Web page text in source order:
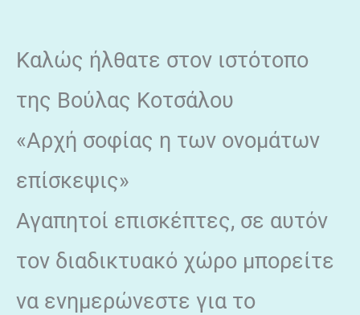
Καλώς ήλθατε στον ιστότοπο
της Βούλας Κοτσάλου
«Αρχή σοφίας η των ονομάτων
επίσκεψις»
Αγαπητοί επισκέπτες, σε αυτόν
τον διαδικτυακό χώρο μπορείτε
να ενημερώνεστε για το